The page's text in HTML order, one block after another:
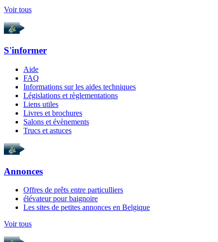
Voir tous
S'informer
Aide
FAQ
Informations sur les aides techniques
Législations et règlementations
Liens utiles
Livres et brochures
Salons et évènements
Trucs et astuces
Annonces
Offres de prêts entre particulliers
élévateur pour baignoire
Les sites de petites annonces en Belgique
Voir tous